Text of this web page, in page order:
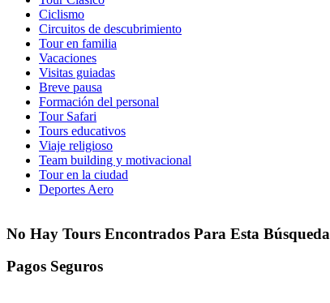
Ciclismo
Circuitos de descubrimiento
Tour en familia
Vacaciones
Visitas guiadas
Breve pausa
Formación del personal
Tour Safari
Tours educativos
Viaje religioso
Team building y motivacional
Tour en la ciudad
Deportes Aero
No Hay Tours Encontrados Para Esta Búsqueda
Pagos Seguros